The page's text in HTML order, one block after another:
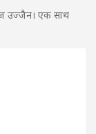
उज्जैन। एक साथ